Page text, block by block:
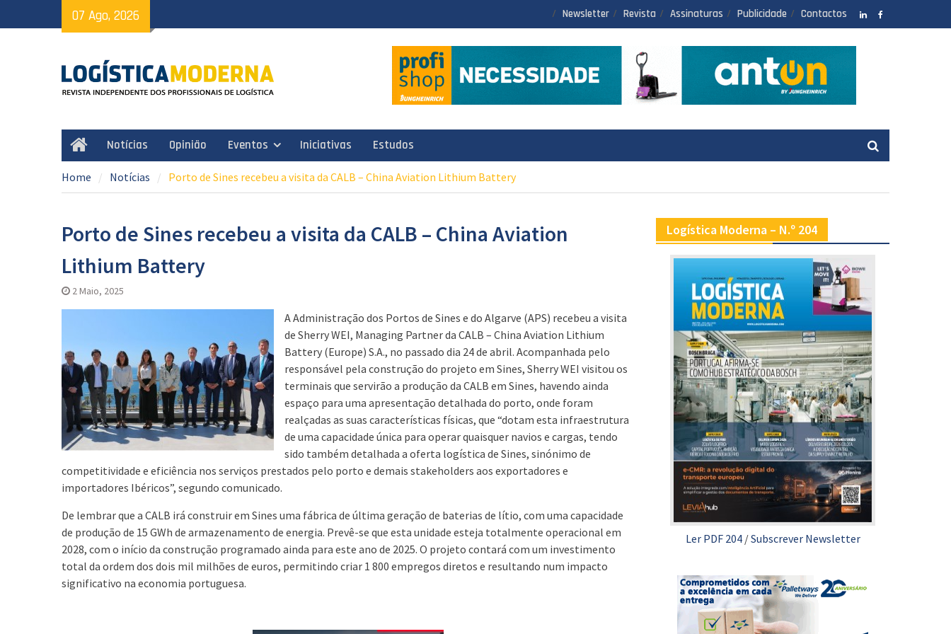
to
07 Ago, 2026 Newsletter Revista Assinaturas Publicidade Contactos
HomeNotícias Opinião Eventos Iniciativas Estudos
Home Notícias Porto de Sines recebeu a visita da CALB – China Aviation Lithium Battery
Porto de Sines recebeu a visita da CALB – China Aviation
Lithium Battery
2 Maio, 2025
A Administração dos Portos de Sines e do Algarve (APS) recebeu a visita
de Sherry WEI, Managing Partner da CALB – China Aviation Lithium
Battery (Europe) S.A., no passado dia 24 de abril. Acompanhada pelo
responsável pela construção do projeto em Sines, Sherry WEI visitou os
terminais que servirão a produção da CALB em Sines, havendo ainda
espaço para uma apresentação detalhada do porto, onde foram
realçadas as suas características físicas, que “dotam esta infraestrutura
de uma capacidade única para operar quaisquer navios e cargas, tendo
sido também detalhada a oferta logística de Sines, sinónimo de
competitividade e eficiência nos serviços prestados pelo porto e demais stakeholders aos exportadores e
importadores Ibéricos”, segundo comunicado.
De lembrar que a CALB irá construir em Sines uma fábrica de última geração de baterias de lítio, com uma capacidade
de produção de 15 GWh de armazenamento de energia. Prevê-se que esta unidade esteja totalmente operacional em
2028, com o início da construção programado ainda para este ano de 2025. O projeto contará com um investimento
total da ordem dos dois mil milhões de euros, permitindo criar 1 800 empregos diretos e resultando num impacto
significativo na economia portuguesa.
Logística Moderna – N.º 204
Ler PDF 204/Subscrever Newsletter